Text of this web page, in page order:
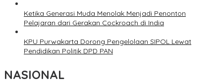
Ketika Generasi Muda Menolak Menjadi Penonton
Pelajaran dari Gerakan Cockroach di India
KPU Purwakarta Dorong Pengelolaan SIPOL Lewat
Pendidikan Politik DPD PAN
NASIONAL